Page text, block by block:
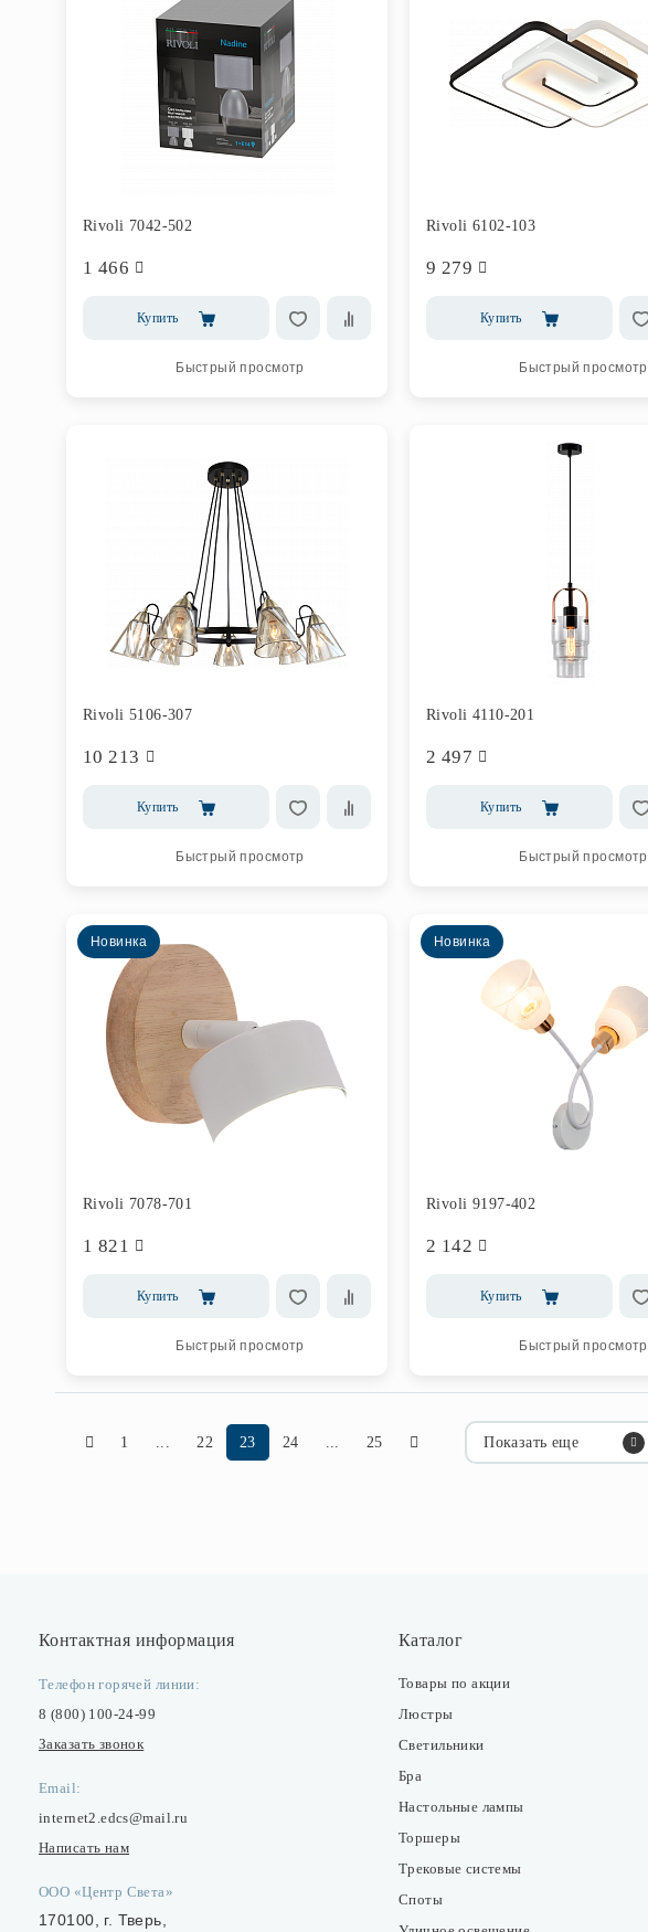
Rivoli 7042-502
1 466
Купить
Быстрый просмотр
Rivoli 6102-103
9 279
Купить
Быстрый просмотр
Rivoli 5106-307
10 213
Купить
Быстрый просмотр
Rivoli 4110-201
2 497
Купить
Быстрый просмотр
Новинка
Rivoli 7078-701
1 821
Купить
Быстрый просмотр
Новинка
Rivoli 9197-402
2 142
Купить
Быстрый просмотр
1 ... 22 23 24 ... 25 Показать еще
Контактная информация
Телефон горячей линии:
8 (800) 100-24-99
Заказать звонок
Email:
internet2.edcs@mail.ru
Написать нам
ООО «Центр Света»
170100, г. Тверь,
Каталог
Товары по акции
Люстры
Светильники
Бра
Настольные лампы
Торшеры
Трековые системы
Споты